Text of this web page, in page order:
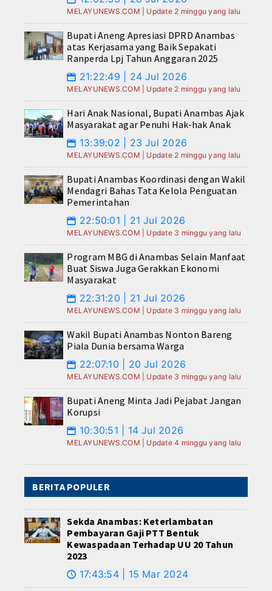
MELAYUNEWS.COM | Update 2 minggu yang lalu
Bupati Aneng Apresiasi DPRD Anambas
atas Kerjasama yang Baik Sepakati
Ranperda Lpj Tahun Anggaran 2025
📅 21:22:49 | 24 Jul 2026
MELAYUNEWS.COM | Update 2 minggu yang lalu
Hari Anak Nasional, Bupati Anambas Ajak
Masyarakat agar Penuhi Hak-hak Anak
📅 13:39:02 | 23 Jul 2026
MELAYUNEWS.COM | Update 2 minggu yang lalu
Bupati Anambas Koordinasi dengan Wakil
Mendagri Bahas Tata Kelola Penguatan
Pemerintahan
📅 22:50:01 | 21 Jul 2026
MELAYUNEWS.COM | Update 3 minggu yang lalu
Program MBG di Anambas Selain Manfaat
Buat Siswa Juga Gerakkan Ekonomi
Masyarakat
📅 22:31:20 | 21 Jul 2026
MELAYUNEWS.COM | Update 3 minggu yang lalu
Wakil Bupati Anambas Nonton Bareng
Piala Dunia bersama Warga
📅 22:07:10 | 20 Jul 2026
MELAYUNEWS.COM | Update 3 minggu yang lalu
Bupati Aneng Minta Jadi Pejabat Jangan
Korupsi
📅 10:30:51 | 14 Jul 2026
MELAYUNEWS.COM | Update 4 minggu yang lalu
BERITA POPULER
Sekda Anambas: Keterlambatan
Pembayaran Gaji PTT Bentuk
Kewaspadaan Terhadap UU 20 Tahun
2023
🕔 17:43:54 | 15 Mar 2024